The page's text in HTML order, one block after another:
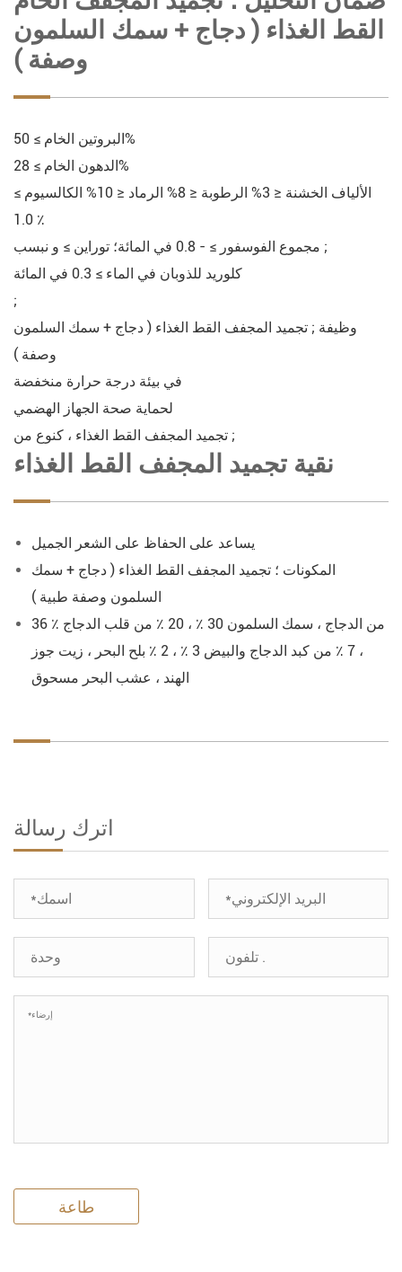
القط الغذاء ( دجاج + سمك السلمون
وصفة )
البروتين الخام ≥ 50%
الدهون الخام ≥ 28%
الألياف الخشنة ≤ 3% الرطوبة ≤ 8% الرماد ≤ 10% الكالسيوم ≥
1.0 ٪
مجموع الفوسفور ≥ - 0.8 في المائة؛ توراين ≥ و نبسب ;
كلوريد للذوبان في الماء ≥ 0.3 في المائة
;
وظيفة ; تجميد المجفف القط الغذاء ( دجاج + سمك السلمون
وصفة )
في بيئة درجة حرارة منخفضة
لحماية صحة الجهاز الهضمي
تجميد المجفف القط الغذاء ، كنوع من ;
نقية تجميد المجفف القط الغذاء
يساعد على الحفاظ على الشعر الجميل
المكونات ؛ تجميد المجفف القط الغذاء ( دجاج + سمك
السلمون وصفة طبية )
36 ٪ من الدجاج ، سمك السلمون 30 ٪ ، 20 ٪ من قلب الدجاج
، 7 ٪ من كبد الدجاج والبيض 3 ٪ ، 2 ٪ بلح البحر ، زيت جوز
اترك رسالة
طاعة